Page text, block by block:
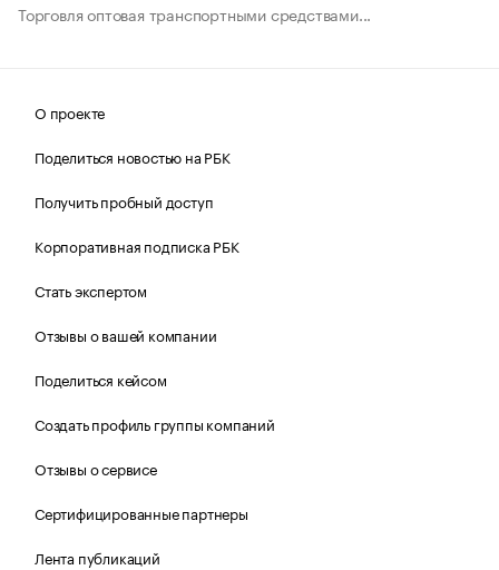
Торговля оптовая транспортными средствами...
О проекте
Поделиться новостью на РБК
Получить пробный доступ
Корпоративная подписка РБК
Стать экспертом
Отзывы о вашей компании
Поделиться кейсом
Создать профиль группы компаний
Отзывы о сервисе
Сертифицированные партнеры
Лента публикаций